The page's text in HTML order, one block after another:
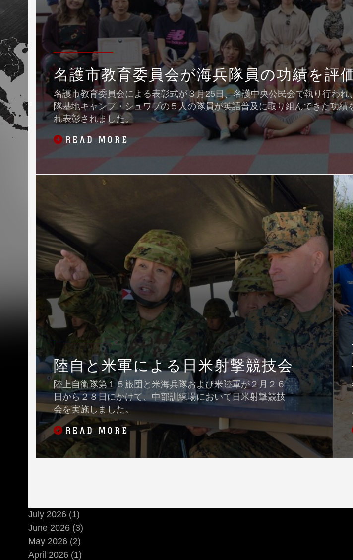
名護市教育委員会が海兵隊員の功績を評
名護市教育委員会による表彰式が３月25日、名護中央公民会で執り行われ
隊基地キャンプ・シュワブの５人の隊員が英語普及に取り組んできた功績
れ表彰されました。
READ MORE
陸自と米軍による日米射撃競技会
陸上自衛隊第１５旅団と米海兵隊および米陸軍が２月２６
日から２８日にかけて、中部訓練場において日米射撃競技
会を実施しました。
READ MORE
July 2026 (1)
June 2026 (3)
May 2026 (2)
April 2026 (1)